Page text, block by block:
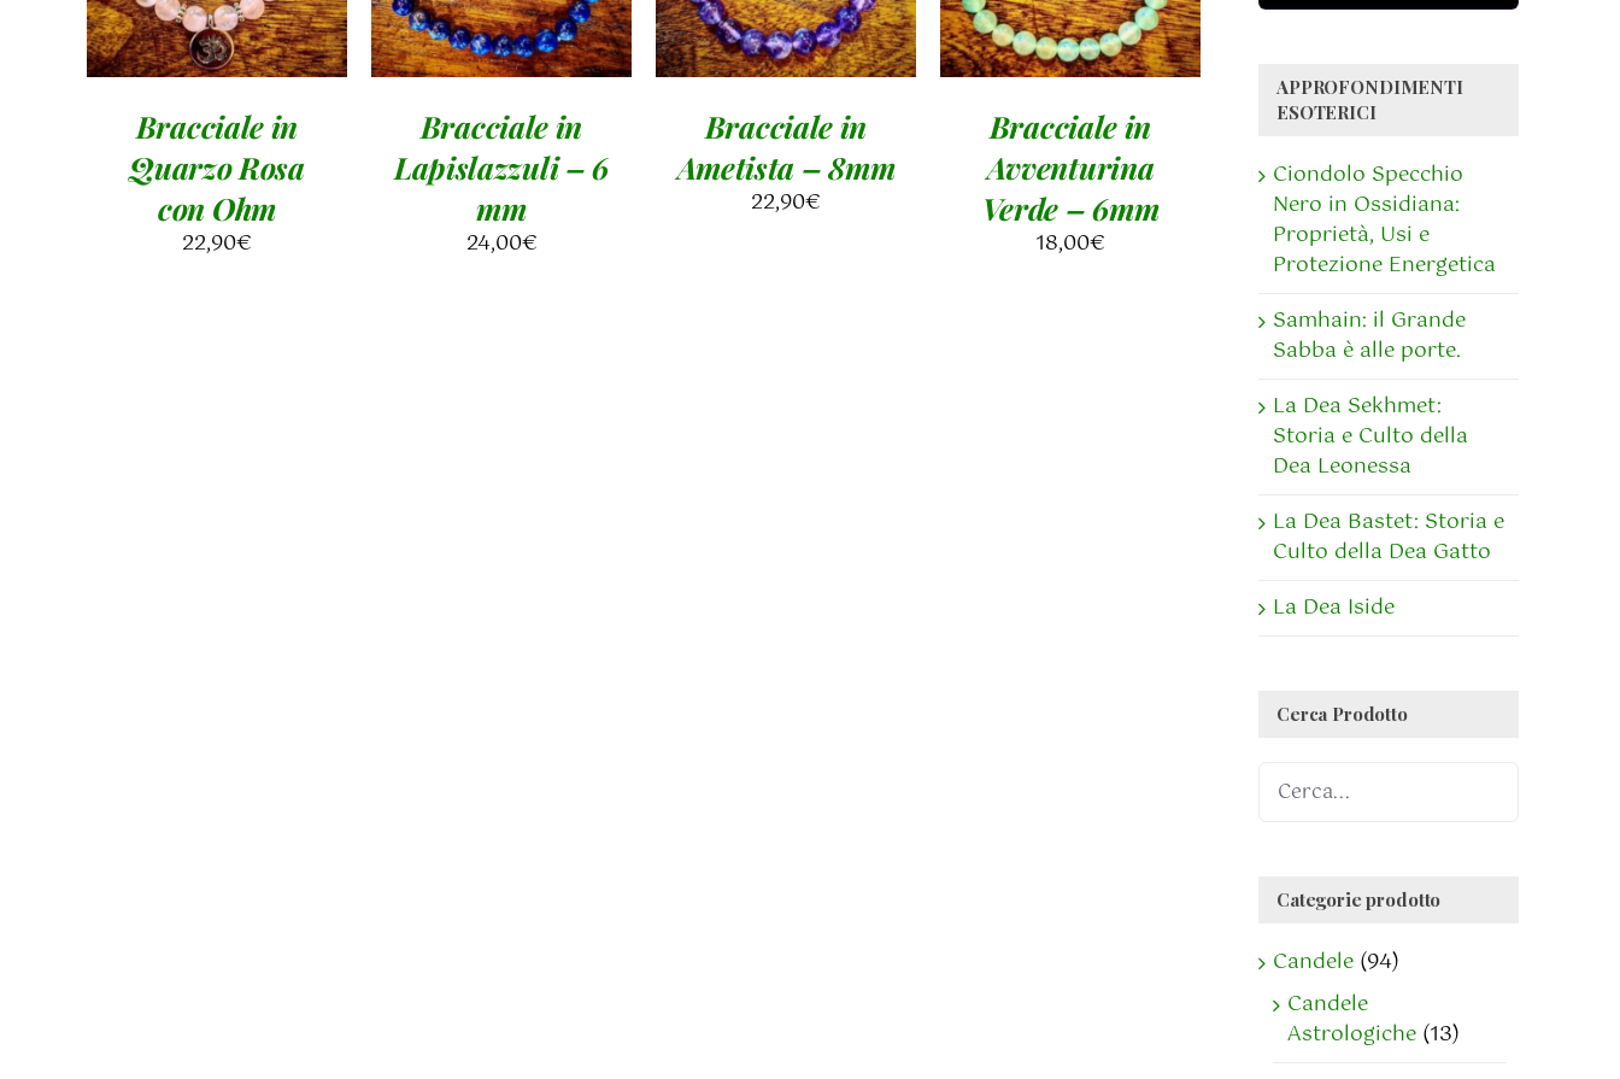
Bracciale in
Quarzo Rosa
con Ohm
22,90€
Bracciale in
Lapislazzuli – 6
mm
24,00€
Bracciale in
Ametista – 8mm
22,90€
Bracciale in
Avventurina
Verde – 6mm
18,00€
APPROFONDIMENTI
ESOTERICI
Ciondolo Specchio
Nero in Ossidiana:
Proprietà, Usi e
Protezione Energetica
Samhain: il Grande
Sabba è alle porte.
La Dea Sekhmet:
Storia e Culto della
Dea Leonessa
La Dea Bastet: Storia e
Culto della Dea Gatto
La Dea Iside
Cerca Prodotto
Categorie prodotto
Candele (94)
Candele
Astrologiche (13)